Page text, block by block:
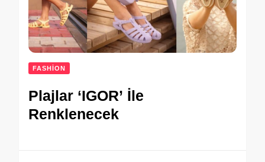
FASHION
Plajlar ‘IGOR’ İle
Renklenecek